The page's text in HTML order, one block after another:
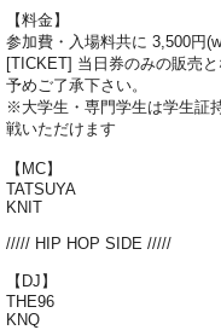
【料金】
参加費・入場料共に 3,500円
[TICKET] 当日券のみの販売
予めご了承下さい。
※大学生・専門学生は学生証
戦いただけます
【MC】
TATSUYA
KNIT
///// HIP HOP SIDE /////
【DJ】
THE96
KNQ